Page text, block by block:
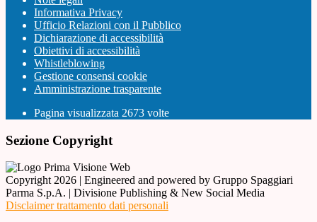
Informativa Privacy
Ufficio Relazioni con il Pubblico
Dichiarazione di accessibilità
Obiettivi di accessibilità
Whistleblowing
Gestione consensi cookie
Amministrazione trasparente
Pagina visualizzata 2673 volte
Sezione Copyright
Copyright 2026 | Engineered and powered by Gruppo Spaggiari
Parma S.p.A. | Divisione Publishing & New Social Media
Disclaimer trattamento dati personali